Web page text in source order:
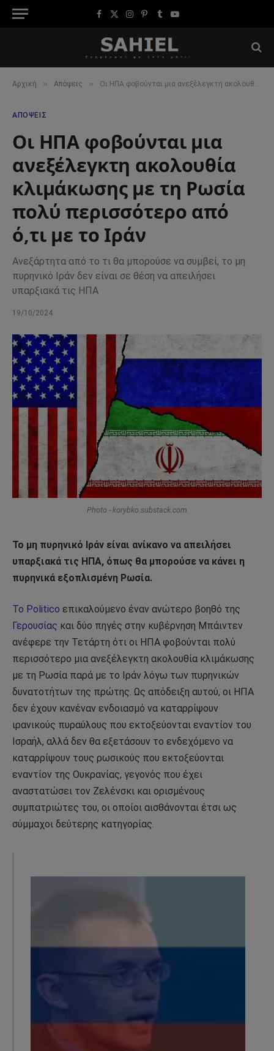
Facebook
X
Instagram
Pinterest
TumblrYouTube
Αρχική » Απόψεις » Οι ΗΠΑ φοβούνται μια ανεξέλεγκτη ακολουθία κλιμάκωσης με τη Ρωσία πολύ περισσότερο από ό,τι με το Ιράν
ΑΠΌΨΕΙΣ
Οι ΗΠΑ φοβούνται μια
ανεξέλεγκτη ακολουθία
κλιμάκωσης με τη Ρωσία
πολύ περισσότερο από
ό,τι με το Ιράν
Ανεξάρτητα από το τι θα μπορούσε να συμβεί, το μη
πυρηνικό Ιράν δεν είναι σε θέση να απειλήσει
υπαρξιακά τις ΗΠΑ
19/10/2024
Photo - korybko.substack.com
Το μη πυρηνικό Ιράν είναι ανίκανο να απειλήσει
υπαρξιακά τις ΗΠΑ, όπως θα μπορούσε να κάνει η
πυρηνικά εξοπλισμένη Ρωσία.
Το Politico επικαλούμενο έναν ανώτερο βοηθό της
Γερουσίας και δύο πηγές στην κυβέρνηση Μπάιντεν
ανέφερε την Τετάρτη ότι οι ΗΠΑ φοβούνται πολύ
περισσότερο μια ανεξέλεγκτη ακολουθία κλιμάκωσης
με τη Ρωσία παρά με το Ιράν λόγω των πυρηνικών
δυνατοτήτων της πρώτης. Ως απόδειξη αυτού, οι ΗΠΑ
δεν έχουν κανέναν ενδοιασμό να καταρρίψουν
ιρανικούς πυραύλους που εκτοξεύονται εναντίον του
Ισραήλ, αλλά δεν θα εξετάσουν το ενδεχόμενο να
καταρρίψουν τους ρωσικούς που εκτοξεύονται
εναντίον της Ουκρανίας, γεγονός που έχει
αναστατώσει τον Ζελένσκι και ορισμένους
συμπατριώτες του, οι οποίοι αισθάνονται έτσι ως
σύμμαχοι δεύτερης κατηγορίας.